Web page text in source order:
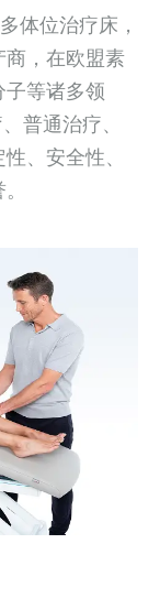
体位治疗床，
商，在欧盟素
等诸多领
普通治疗、
、安全性、